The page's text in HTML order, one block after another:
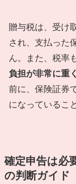
贈与税は、受け
され、支払った
ん。また、税率
負担が非常に重
前に、保険証券
になっているこ
確定申告は必
の判断ガイド